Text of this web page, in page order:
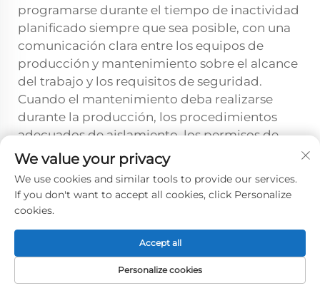
programarse durante el tiempo de inactividad
planificado siempre que sea posible, con una
comunicación clara entre los equipos de
producción y mantenimiento sobre el alcance
del trabajo y los requisitos de seguridad.
Cuando el mantenimiento deba realizarse
durante la producción, los procedimientos
adecuados de aislamiento, los permisos de
trabajo y los protocolos de coordinación
garantizan que tanto el personal de
mantenimiento como los operadores de
producción permanezcan seguros. Todo el
procedimientos establecidos de bloqueo y
etiquetado, así como otros protocolos de
seguridad aplicables.
PÁGINA
CORREO
We value your privacy
We use cookies and similar tools to provide our services.
If you don't want to accept all cookies, click Personalize
cookies.
Personalize cookies
Accept all